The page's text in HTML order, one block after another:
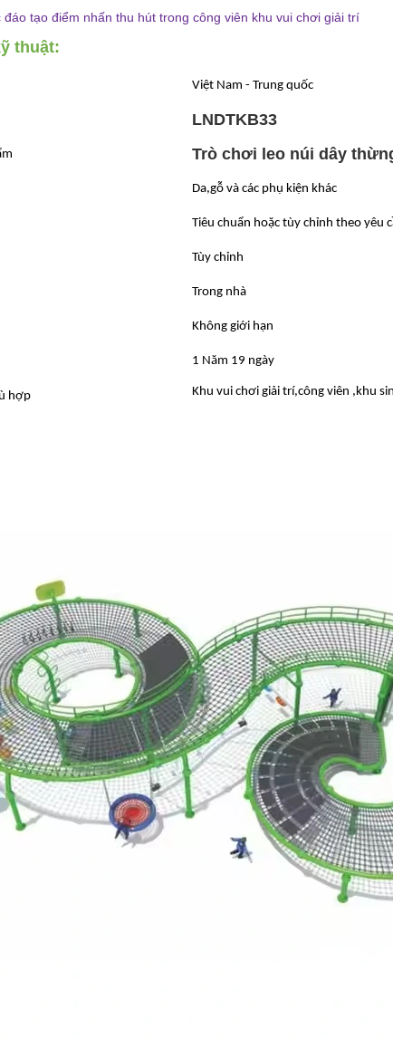
đáo tạo điểm nhấn thu hút trong công viên khu vui chơi giải trí
thuật:
Việt Nam - Trung quốc
LNDTKB33
Trò chơi leo núi dây
Da,gỗ và các phụ kiện khác
Tiêu chuẩn hoặc tùy chỉnh theo yêu
Tùy chỉnh
Trong nhà
Không giới hạn
1 Năm 19 ngày
hợp Khu vui chơi giải trí,công viên ,khu